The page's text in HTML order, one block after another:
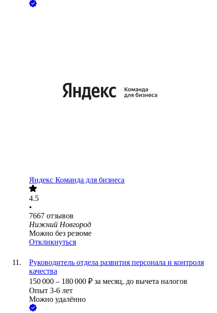
Яндекс Команда для бизнеса
4.5
•
7667 отзывов
Нижний Новгород
Можно без резюме
Откликнуться
Руководитель отдела развития персонала и контроля
качества
150 000 – 180 000 ₽ за месяц, до вычета налогов
Опыт 3-6 лет
Можно удалённо